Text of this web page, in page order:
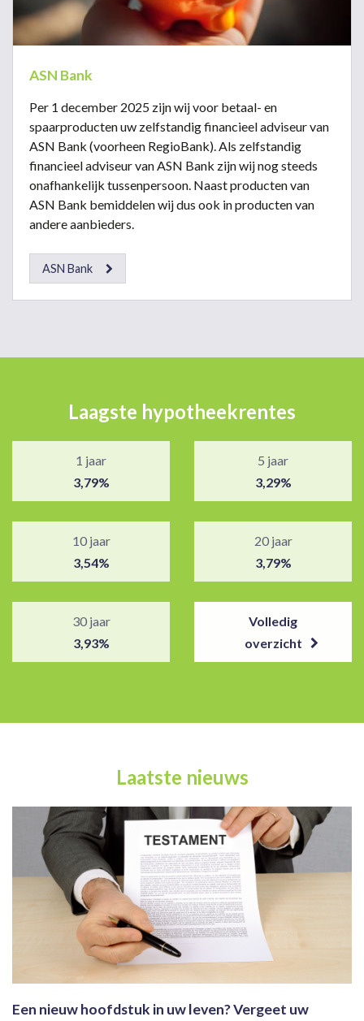
ASN Bank
Per 1 december 2025 zijn wij voor betaal- en
spaarproducten uw zelfstandig financieel adviseur van
ASN Bank (voorheen RegioBank). Als zelfstandig
financieel adviseur van ASN Bank zijn wij nog steeds
onafhankelijk tussenpersoon. Naast producten van
ASN Bank bemiddelen wij dus ook in producten van
andere aanbieders.
ASN Bank
Laagste hypotheekrentes
1 jaar
3,79%
5 jaar
3,29%
10 jaar
3,54%
20 jaar
3,79%
30 jaar
3,93%
Volledig
overzicht
Laatste nieuws
Een nieuw hoofdstuk in uw leven? Vergeet uw